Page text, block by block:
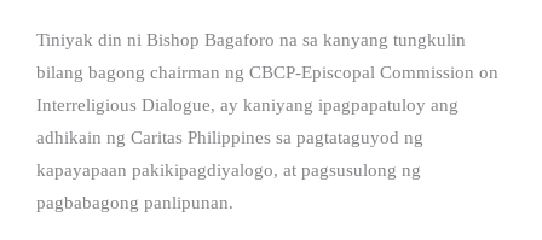
Tiniyak din ni Bishop Bagaforo na sa kanyang tungkulin
bilang bagong chairman ng CBCP-Episcopal Commission on
Interreligious Dialogue, ay kaniyang ipagpapatuloy ang
adhikain ng Caritas Philippines sa pagtataguyod ng
kapayapaan pakikipagdiyalogo, at pagsusulong ng
pagbabagong panlipunan.